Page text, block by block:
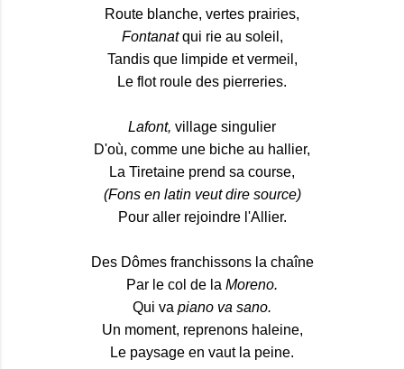
Route blanche, vertes prairies,
Fontanatqui rie au soleil,
Tandis que limpide et vermeil,
Le flot roule des pierreries.
Lafont, village singulier
D'où, comme une biche au hallier,
La Tiretaine prend sa course,
(Fons en latin veut dire source)
Pour aller rejoindre l'Allier.
Des Dômes franchissons la chaîne
Par le col de la Moreno.
Qui va piano va sano.
Un moment, reprenons haleine,
Le paysage en vaut la peine.